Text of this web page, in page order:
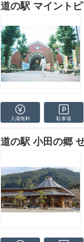
道の駅 マイント
入場無料 駐車場
道の駅 小田の郷